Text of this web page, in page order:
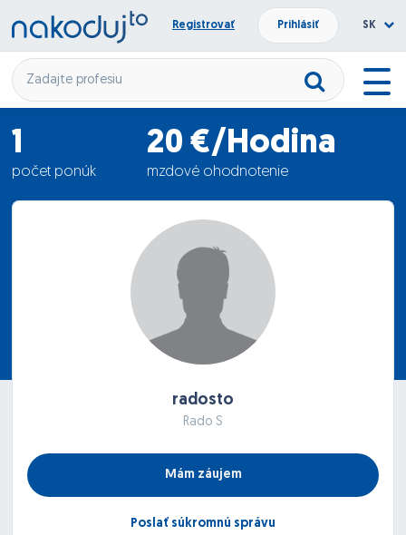
Registrovať Prihlásiť SK
1
počet ponúk
20 €/Hodina
mzdové ohodnotenie
29.05.2012
radosto
Rado S
Mám záujem
Poslať súkromnú správu